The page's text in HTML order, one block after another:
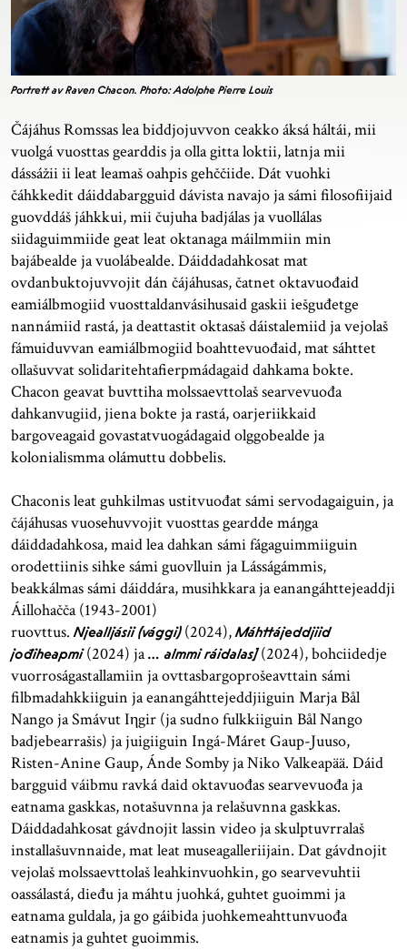
Portrett av Raven Chacon. Photo: Adolphe Pierre Louis
Čájáhus Romssas lea biddjojuvvon ceakko áksá háltái, mii
vuolgá vuosttas gearddis ja olla gitta loktii, latnja mii
dássážii ii leat leamaš oahpis gehččiide. Dát vuohki
čáhkkedit dáiddabargguid dávista navajo ja sámi filosofiijaid
guovddáš jáhkkui, mii čujuha badjálas ja vuollálas
siidaguimmiide geat leat oktanaga máilmmiin min
bajábealde ja vuolábealde. Dáiddadahkosat mat
ovdanbuktojuvvojit dán čájáhusas, čatnet oktavuođaid
eamiálbmogiid vuosttaldanvásihusaid gaskii iešguđetge
nannámiid rastá, ja deattastit oktasaš dáistalemiid ja vejolaš
fámuiduvvan eamiálbmogiid boahttevuođaid, mat sáhttet
ollašuvvat solidaritehtafierpmádagaid dahkama bokte.
Chacon geavat buvttiha molssaevttolaš searvevuođa
dahkanvugiid, jiena bokte ja rastá, oarjeriikkaid
bargoveagaid govastatvuogádagaid olggobealde ja
kolonialismma olámuttu dobbelis.
Chaconis leat guhkilmas ustitvuođat sámi servodagaiguin, ja
čájáhusas vuosehuvvojit vuosttas geardde máŋga
dáiddadahkosa, maid lea dahkan sámi fágaguimmiiguin
orodettiinis sihke sámi guovlluin ja Lásságámmis,
beakkálmas sámi dáiddára, musihkkara ja eanangáhttejeaddji
Áillohačča (1943-2001)
ruovttus.Njealljásii (vággi)(2024),Máhttájeddjiid
jođiheapmi(2024) ja… almmi ráidalas](2024), bohciidedje
vuorroságastallamiin ja ovttasbargoprošeavttain sámi
filbmadahkkiiguin ja eanangáhttejeddjiiguin Marja Bål
Nango ja Smávut Iηgir (ja sudno fulkkiiguin Bål Nango
badjebearrašis) ja juigiiguin Ingá-Máret Gaup-Juuso,
Risten-Anine Gaup, Ánde Somby ja Niko Valkeapää. Dáid
bargguid váibmu ravká daid oktavuođas searvevuođa ja
eatnama gaskkas, notašuvnna ja relašuvnna gaskkas.
Dáiddadahkosat gávdnojit lassin video ja skulptuvrralaš
installašuvnnaide, mat leat museagalleriijain. Dat gávdnojit
vejolaš molssaevttolaš leahkinvuohkin, go searvevuhtii
oassálastá, dieđu ja máhtu juohká, guhtet guoimmi ja
eatnama guldala, ja go gáibida juohkemeahttunvuođa
eatnamis ja guhtet guoimmis.